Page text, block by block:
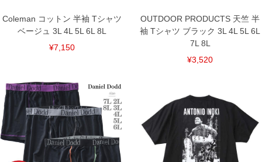
※商品によって若干のサイズの誤差がございます。また、お客様がご使用の環境（コ
ンピュータ画面）によって、商品の色味が若干異なる場合がございます。予めご了承
※当店での掲載商品は、実店鋪と在庫を共用しておりますので店頭での売り違い、店
舗からのお取り寄せ等により、お客様にご迷惑をお掛けしてしまう場合がございま
DETAIL
Coleman コットン 半袖 Tシャツ
ベージュ 3L 4L 5L 6L 8L
¥7,150
OUTDOOR PRODUCTS 天竺 半
袖 Tシャツ ブラック 3L 4L 5L 6L
7L 8L
¥3,520